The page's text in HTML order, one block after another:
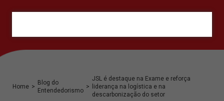
Home >
Blog do
Entendedorismo
>
JSL é destaque na Exame e reforça
liderança na logística e na
descarbonização do setor